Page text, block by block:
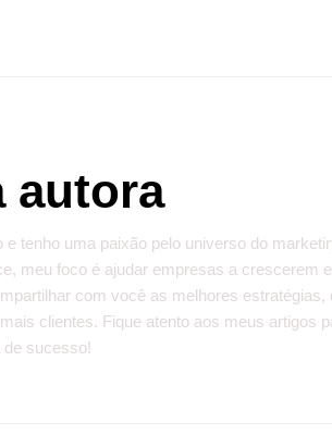
autora
e tenho uma paixão pelo universo do
meu foco é ajudar empresas a crescerem
com você as melhores
clientes. Fique atento aos meus artigos
de sucesso!